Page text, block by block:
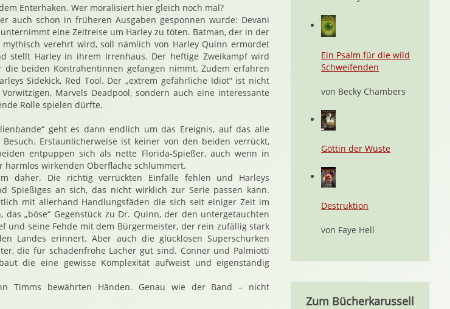
Enterhaken. Wer moralisiert hier gleich noch mal?
auch schon in früheren Ausgaben gesponnen wurde: Devani
eine Zeitreise um Harley zu töten. Batman, der in der
verehrt wird, soll nämlich von Harley Quinn ermordet
stellt Harley in ihrem Irrenhaus. Der heftige Zweikampf wird
beiden Kontrahentinnen gefangen nimmt. Zudem erfahren
Sidekick, Red Tool. Der „extrem gefährliche Idiot“ ist nicht
Marvels Deadpool, sondern auch eine interessante
Rolle spielen dürfte.
geht es dann endlich um das Ereignis, auf das alle
Erstaunlicherweise ist keiner von den beiden verrückt,
entpuppen sich als nette Florida-Spießer, auch wenn in
harmlos wirkenden Oberfläche schlummert.
daher. Die richtig verrückten Einfälle fehlen und Harleys
Spießiges an sich, das nicht wirklich zur Serie passen kann.
mit allerhand Handlungsfäden die sich seit einiger Zeit im
„böse“ Gegenstück zu Dr. Quinn, der den untergetauchten
und seine Fehde mit dem Bürgermeister, der rein zufällig stark
Landes erinnert. Aber auch die glücklosen Superschurken
die für schadenfrohe Lacher gut sind. Conner und Palmiotti
die eine gewisse Komplexität aufweist und eigenständig
Timms bewährten Händen. Genau wie der Band – nicht
Ein Psalm für die wild
Schweifenden
von Becky Chambers
Göttin der Wüste
Destruktion
von Faye Hell
Zum Bücherkarussell